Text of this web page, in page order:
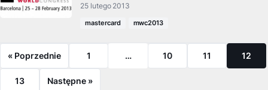
25 lutego 2013
mastercard mwc2013
« Poprzednie 1 … 10 11 12
13 Następne »